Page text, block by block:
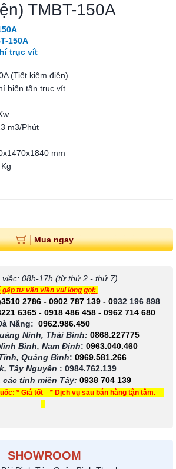
TMBT-150A
150A
trục vít
(Tiết kiệm điện)
biến tần trục vít
m3/Phút
mm
Mua ngay
việc: 08h-17h (từ thứ 2 - thứ 7)
gặp tư vấn viên vui lòng gọi:
2786 - 0902 787 139- 0932 196 898
6365 - 0918 486 458 - 0962 714 680
Nẵng: 0962.986.450
Ninh, Thái Bình: 0868.227775
Bình, Nam Định: 0963.040.460
Quảng Bình: 0969.581.266
Tây Nguyên : 0984.762.139
các tỉnh miền Tây: 0938 704 139
* Giá tốt * Dịch vụ sau bán hàng tận tâm.
SHOWROOM